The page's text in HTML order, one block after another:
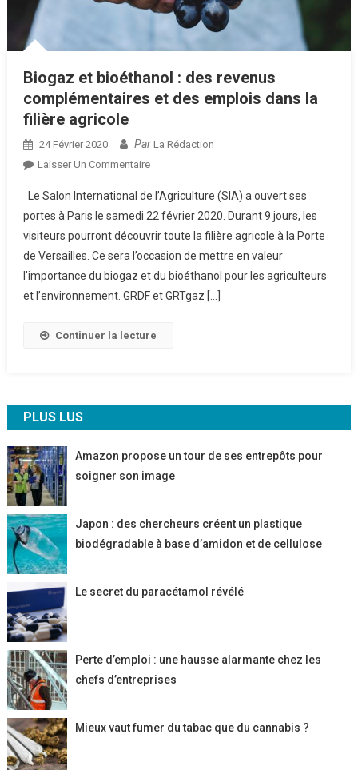
Biogaz et bioéthanol : des revenus
complémentaires et des emplois dans la
filière agricole
24 Février 2020 Par La Rédaction
Laisser Un CommentaireSur
Et
Bioéthanol
:
Des
Revenus
Complémentaires
Filière
Le Salon International de l’Agriculture (SIA) a ouvert ses
portes à Paris le samedi 22 février 2020. Durant 9 jours, les
visiteurs pourront découvrir toute la filière agricole à la Porte
de Versailles. Ce sera l’occasion de mettre en valeur
l’importance du biogaz et du bioéthanol pour les agriculteurs
et l’environnement. GRDF et GRTgaz […]
Continuer la lecture
PLUS LUS
Amazon propose un tour de ses entrepôts pour
soigner son image
Japon : des chercheurs créent un plastique
biodégradable à base d’amidon et de cellulose
Le secret du paracétamol révélé
Perte d’emploi : une hausse alarmante chez les
chefs d’entreprises
Mieux vaut fumer du tabac que du cannabis ?